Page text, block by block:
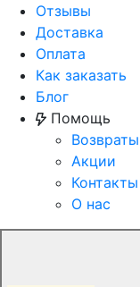
Отзывы
Доставка
Оплата
Как заказать
Блог
Помощь
Возвраты
Акции
Контакты
О нас